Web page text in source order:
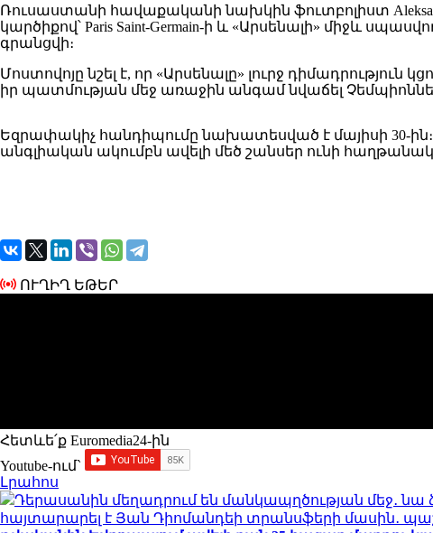
Ռուսաստանի հավաքականի նախկին ֆուտբոլիստ
կարծիքով՝ Paris Saint-Germain-ի և «Արսենալի» միջև
գրանցվի։
Մոստովոյը նշել է, որ «Արսենալը» լուրջ
իր պատմության մեջ առաջին անգամ նվաճել
Եզրափակիչ հանդիպումը նախատեսված է մայիսի 30-ին։
անգլիական ակումբն ավելի մեծ շանսեր ունի
ՈՒՂԻՂ ԵԹԵՐ
Հետևե՛ք Euromedia24-ին
Youtube-ում`
Լրահոս
Դերասանին մեղադրում են մանկապղծության մեջ․ նա
հայտարարել է Յան Դիոմանդեի տրանսֆերի մասին․